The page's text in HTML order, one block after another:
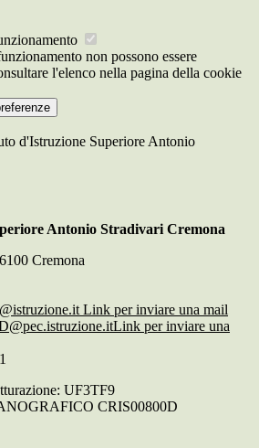
non possono essere
l'elenco nella pagina della cookie
d'Istruzione Superiore Antonio
Antonio Stradivari Cremona
Cremona
Link per inviare una mail
Link per inviare una
UF3TF9
CRIS00800D